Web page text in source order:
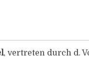
, vertreten durch d.